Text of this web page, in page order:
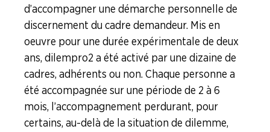
d’accompagner une démarche personnelle de
discernement du cadre demandeur. Mis en
oeuvre pour une durée expérimentale de deux
ans, dilempro2 a été activé par une dizaine de
cadres, adhérents ou non. Chaque personne a
été accompagnée sur une période de 2 à 6
mois, l’accompagnement perdurant, pour
certains, au-delà de la situation de dilemme,